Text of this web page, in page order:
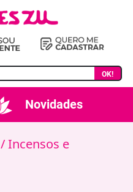
OK!
Novidades
/ Incensos e